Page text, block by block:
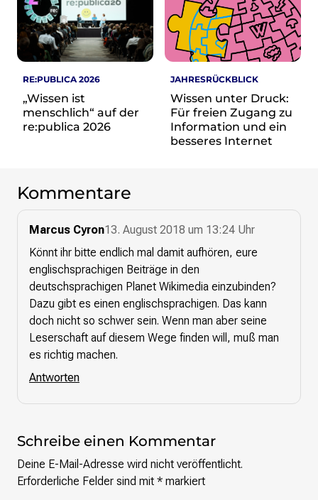
Unsere Werte
Strategische Ausrichtung 2030
Ansprechpartner*innen
Transparenz
Presse
Suchanfrage
Zum Inhalt überspringen
RE:PUBLICA 2026
„Wissen ist
menschlich“ auf der
re:publica 2026
JAHRESRÜCKBLICK
Wissen unter Druck:
Für freien Zugang zu
Information und ein
besseres Internet
Kommentare
Marcus Cyron13. August 2018 um 13:24 Uhr
Könnt ihr bitte endlich mal damit aufhören, eure
englischsprachigen Beiträge in den
deutschsprachigen Planet Wikimedia einzubinden?
Dazu gibt es einen englischsprachigen. Das kann
doch nicht so schwer sein. Wenn man aber seine
Leserschaft auf diesem Wege finden will, muß man
es richtig machen.
Antworten
Schreibe einen Kommentar
Deine E-Mail-Adresse wird nicht veröffentlicht.
Erforderliche Felder sind mit * markiert